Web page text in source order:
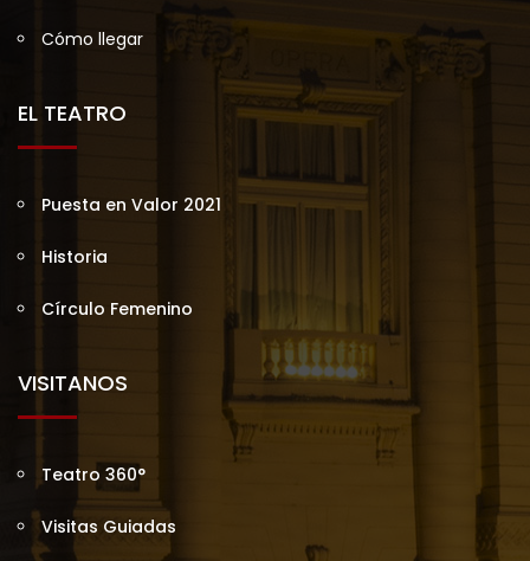
Cómo llegar
EL TEATRO
Puesta en Valor 2021
Historia
Círculo Femenino
VISITANOS
Teatro 360°
Visitas Guiadas